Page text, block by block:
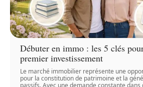
Débuter en immo : les 5 clés
premier investissement
Le marché immobilier représente une
pour la constitution de patrimoine et la
passifs. Avec une demande constante dans